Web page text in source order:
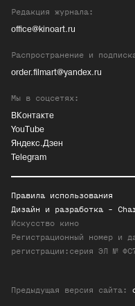
Редакция журнала:
office@kinoart.ru
Распространение и
order.filmart@yandex.ru
Мы в соцсетях:
ВКонтакте
YouTube
Яндекс.Дзен
Telegram
Правила использования
Дизайн и разработка -
Искусство кино
Регистрационный номер и
регистрации:серия ЭЛ №
Предыдущая версия сайта: